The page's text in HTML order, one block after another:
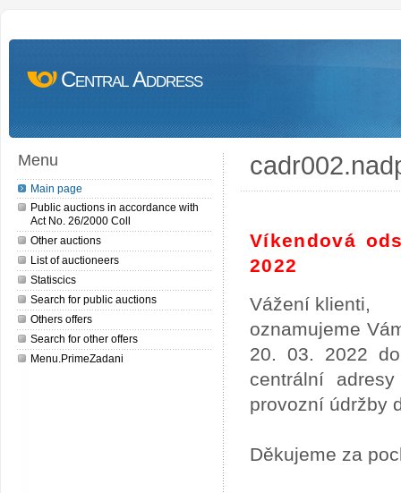
Central Address
Menu
Main page
Public auctions in accordance with
Act No. 26/2000 Coll
Other auctions
List of auctioneers
Statiscics
Search for public auctions
Others offers
Search for other offers
Menu.PrimeZadani
Víkendová
2022
Vážení klienti,
oznamujeme
20. 03. 2022
centrální
provozní údržby
Děkujeme za